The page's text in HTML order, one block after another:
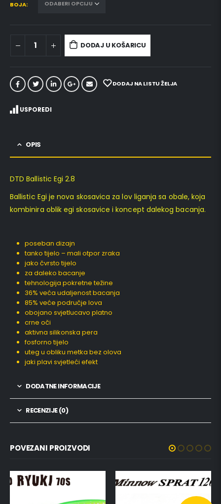
BOJA
DODAJ U KOŠARICU
DODAJ NA LISTU ŽELJA
USPOREDI
OPIS
DTD Ballistic Egi 2.8
Ballistic Egi je nova skosavica za lov liganja sa obale, koja
kombinira oblik egi skosavice i koncept dalekog bacanja.
poseban dizajn
tanko tijelo – mali otpor zraka
jako čvrsto tijelo
za daleko bacanje
tehnologija pokretne težine
36% veća udaljenost bacanja
85% veće područje lova
obojano svjetlucavo platno
crne oči
aktivna silikonska pera
fosforno tijelo
uteg u obliku metka bez olova
jaki plavi svjetleći efekt
DODATNE INFORMACIJE
RECENZIJE (0)
POVEZANI PROIZVODI